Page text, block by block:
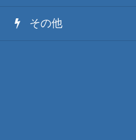
その他